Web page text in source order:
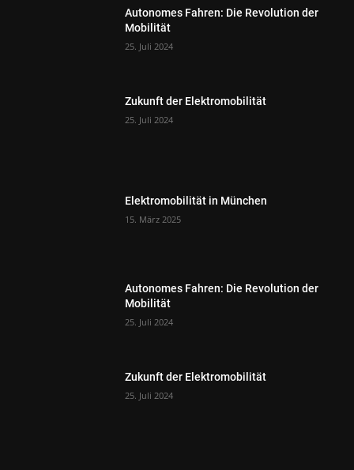
Autonomes Fahren: Die Revolution der
Mobilität
25. Juli 2024
Zukunft der Elektromobilität
25. Juli 2024
Elektromobilität in München
15. März 2025
Autonomes Fahren: Die Revolution der
Mobilität
25. Juli 2024
Zukunft der Elektromobilität
25. Juli 2024